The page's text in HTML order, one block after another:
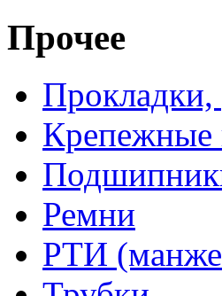
Прочее
Крепежные
Ремни
РТИ